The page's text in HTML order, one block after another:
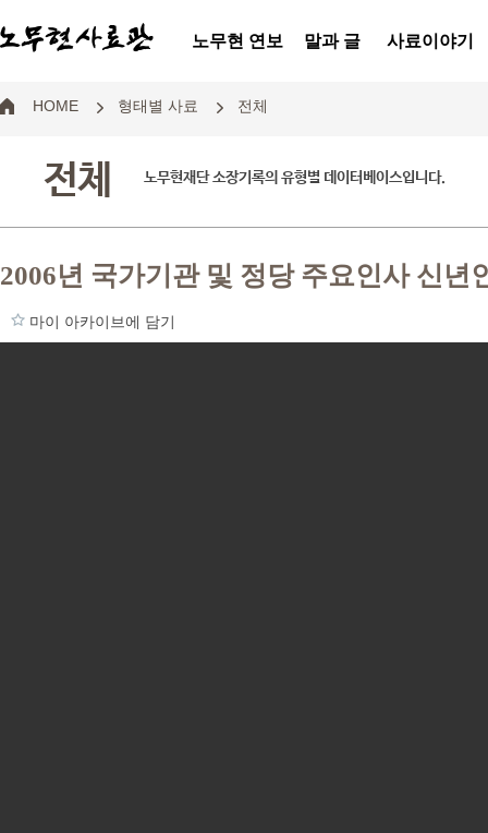
노무현 연보 말과 글 사료이야기
HOME 형태별 사료 전체
전체 노무현재단 소장기록의 유형별 데이터베이스입니다.
2006년 국가기관 및 정당 주요인사 신년
마이 아카이브에 담기